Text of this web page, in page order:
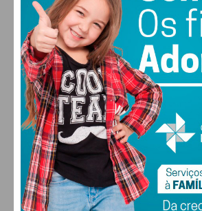
PAÇOS DE FERREIRA